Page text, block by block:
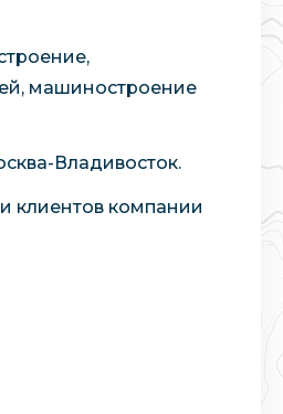
машиностроение
Владивосток.
клиентов компании